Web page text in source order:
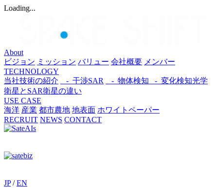
Loading...
About
ビジョン ミッション バリュー 会社概要 メンバー
TECHNOLOGY
当社技術の紹介
- 干渉SAR - 物体検知​ - 変化検知​光学
衛星とSAR衛星の違い
USE CASE
海洋 産業 都市​農地 地表面 ホワイトペーパー
RECRUIT NEWS CONTACT
JP / EN